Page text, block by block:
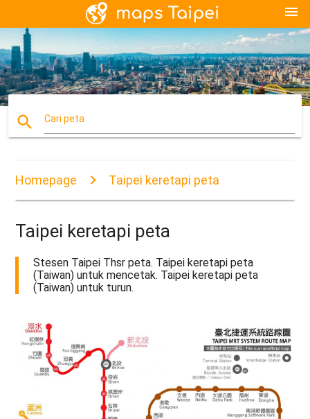
menu
search Cari peta
Homepage Taipei keretapi peta
Taipei keretapi peta
Stesen Taipei Thsr peta. Taipei keretapi peta
(Taiwan) untuk mencetak. Taipei keretapi peta
(Taiwan) untuk turun.